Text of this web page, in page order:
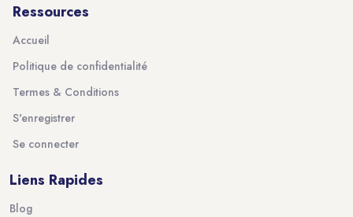
Ressources
Accueil
Politique de confidentialité
Termes & Conditions
S'enregistrer
Se connecter
Liens Rapides
Blog